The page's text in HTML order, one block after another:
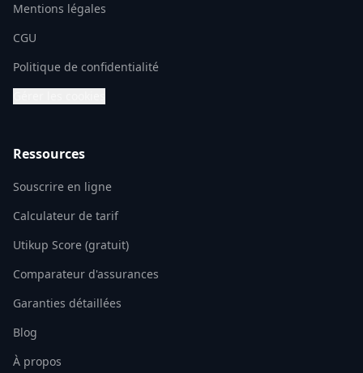
Mentions légales
CGU
Politique de confidentialité
Ressources
Souscrire en ligne
Calculateur de tarif
Utikup Score (gratuit)
Comparateur d'assurances
Garanties détaillées
Blog
À propos